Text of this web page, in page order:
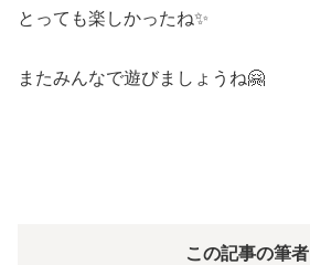
とっても楽しかったね✨
またみんなで遊びましょうね🤗
この記事の筆者